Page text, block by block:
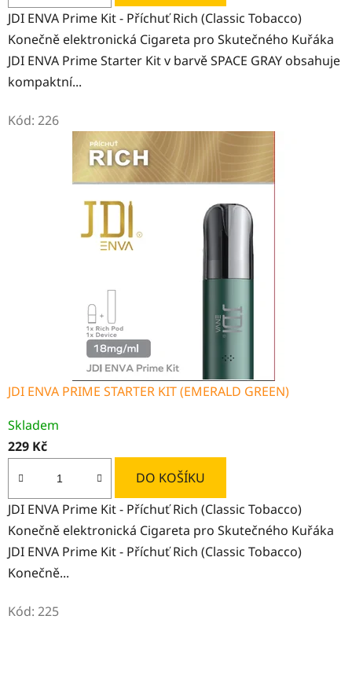
JDI ENVA Prime Kit - Příchuť Rich (Classic Tobacco)
Konečně elektronická Cigareta pro Skutečného Kuřáka
JDI ENVA Prime Starter Kit v barvě SPACE GRAY obsahuje
kompaktní...
Kód: 226
JDI ENVA PRIME STARTER KIT (EMERALD GREEN)
Skladem
229 Kč
DO KOŠÍKU
JDI ENVA Prime Kit - Příchuť Rich (Classic Tobacco)
Konečně elektronická Cigareta pro Skutečného Kuřáka
JDI ENVA Prime Kit - Příchuť Rich (Classic Tobacco)
Konečně...
Kód: 225